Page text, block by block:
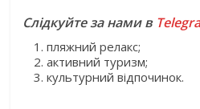
Слідкуйте за нами в
пляжний релакс;
активний туризм;
культурний відпочинок.